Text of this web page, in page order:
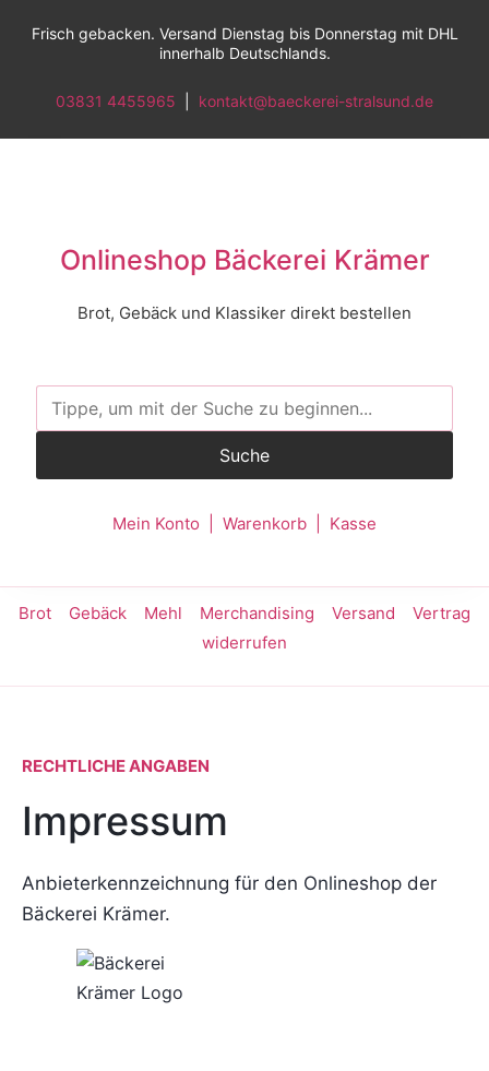
Frisch gebacken. Versand Dienstag bis Donnerstag mit DHL
innerhalb Deutschlands.
03831 4455965 kontakt@baeckerei-stralsund.de
Onlineshop Bäckerei Krämer
Brot, Gebäck und Klassiker direkt bestellen
Suche
Mein Konto Warenkorb Kasse
Brot Gebäck Mehl Merchandising Versand
Vertrag
widerrufen
RECHTLICHE ANGABEN
Impressum
Anbieterkennzeichnung für den Onlineshop der
Bäckerei Krämer.